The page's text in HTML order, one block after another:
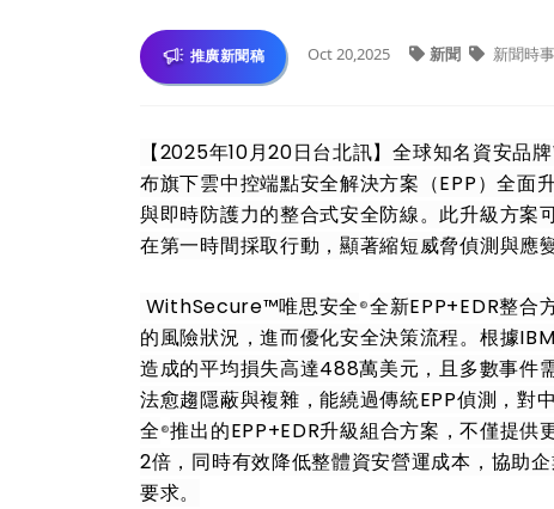
推廣新聞稿 Oct 20,2025 新聞 新聞時事
【2025年10月20日台北訊】全球知名資安
布旗下雲中控端點安全解決方案（EPP）全面
與即時防護力的整合式安全防線。此升級方案
在第一時間採取行動，顯著縮短威脅偵測與應
WithSecure™唯思安全®全新EPP+EDR整合
的風險狀況，進而優化安全決策流程。根據
造成的平均損失高達488萬美元，且多數事
法愈趨隱蔽與複雜，能繞過傳統EPP偵測，
全®推出的EPP+EDR升級組合方案，不僅提供
2倍，同時有效降低整體資安營運成本，協助
要求。